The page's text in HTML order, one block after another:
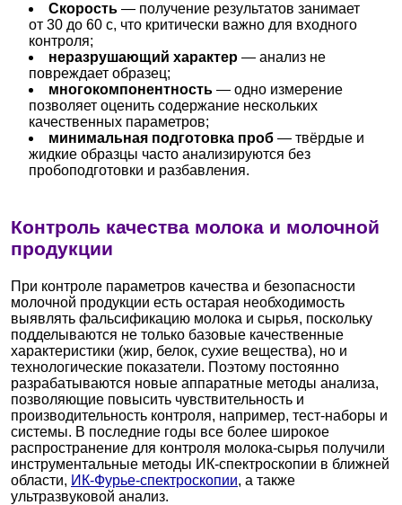
Скорость — получение результатов занимает
от 30 до 60 с, что критически важно для входного
контроля;
неразрушающий характер — анализ не
повреждает образец;
многокомпонентность — одно измерение
позволяет оценить содержание нескольких
качественных параметров;
минимальная подготовка проб — твёрдые и
жидкие образцы часто анализируются без
пробоподготовки и разбавления.
Контроль качества молока и молочной
продукции
При контроле параметров качества и безопасности
молочной продукции есть остарая необходимость
выявлять фальсификацию молока и сырья, поскольку
подделываются не только базовые качественные
характеристики (жир, белок, сухие вещества), но и
технологические показатели. Поэтому постоянно
разрабатываются новые аппаратные методы анализа,
позволяющие повысить чувствительность и
производительность контроля, например, тест-наборы и
системы. В последние годы все более широкое
распространение для контроля молока-сырья получили
инструментальные методы ИК-спектроскопии в ближней
области, ИК-Фурье-спектроскопии, а также
ультразвуковой анализ.